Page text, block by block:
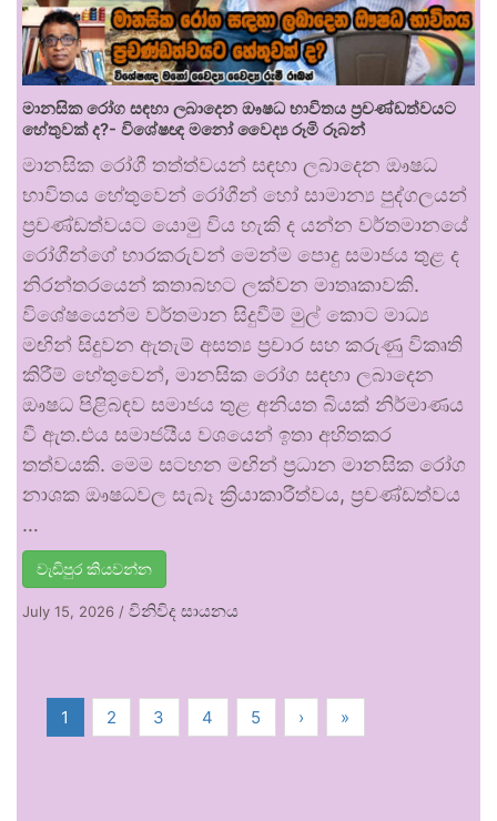
මානසික රෝග සඳහා ලබාදෙන ඖෂධ භාවිතය ප්‍රචණ්ඩත්වයට
හේතුවක් ද?- විශේෂඥ මනෝ වෛද්‍ය රූමි රූබන්
මානසික රෝගී තත්ත්වයන් සඳහා ලබාදෙන ඖෂධ
භාවිතය හේතුවෙන් රෝගීන් හෝ සාමාන්‍ය පුද්ගලයන්
ප්‍රචණ්ඩත්වයට යොමු විය හැකි ද යන්න වර්තමානයේ
රෝගීන්ගේ භාරකරුවන් මෙන්ම පොදු සමාජය තුළ ද
නිරන්තරයෙන් කතාබහට ලක්වන මාතෘකාවකි.
විශේෂයෙන්ම වර්තමාන සිදුවීම් මුල් කොට මාධ්‍ය
මඟින් සිදුවන ඇතැම් අසත්‍ය ප්‍රචාර සහ කරුණු විකෘති
කිරීම් හේතුවෙන්, මානසික රෝග සඳහා ලබාදෙන
ඖෂධ පිළිබඳව සමාජය තුළ අනියත බියක් නිර්මාණය
වී ඇත.එය සමාජයීය වශයෙන් ඉතා අහිතකර
තත්වයකි. මෙම සටහන මඟින් ප්‍රධාන මානසික රෝග
නාශක ඖෂධවල සැබෑ ක්‍රියාකාරීත්වය, ප්‍රචණ්ඩත්වය
…
වැඩිපුර කියවන්න
July 15, 2026 / විනිවිද සායනය
1 2 3 4 5 › »